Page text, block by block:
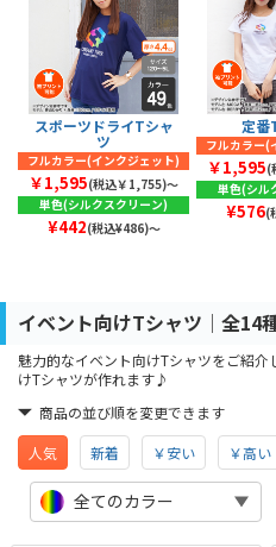
スポーツドライTシャ
ツ
フルカラー(インクジェット)
￥1,595(税込￥1,755)〜
単色(シルクスクリーン)
¥442(税込¥486)～
定番
フルカラー(
￥1,595(
単色(シル
¥576(
イベント向けTシャツ│全14
魅力的なイベント向けTシャツをご紹
けTシャツが作れます♪
商品の並び順を変更できます
人気
新着 ￥安い ￥高い
全てのカラー